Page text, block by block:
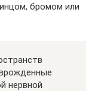
бромом или
нервной